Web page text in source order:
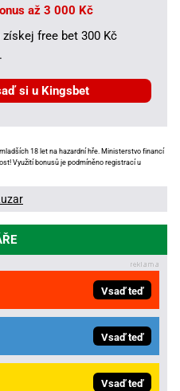
až 3 000 Kč
free bet 300 Kč
si u Kingsbet
18 let na hazardní hře. Ministerstvo financí
Využití bonusů je podmíněno registrací u
Vsaď teď
Vsaď teď
Vsaď teď